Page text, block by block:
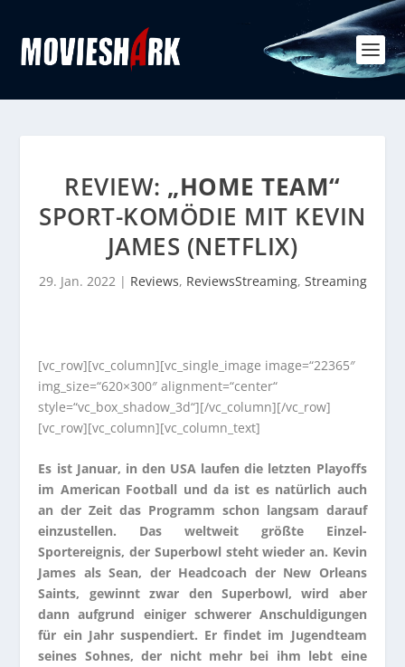
REVIEW: „HOME TEAM“
SPORT-KOMÖDIE MIT KEVIN
JAMES (NETFLIX)
29. Jan. 2022| Reviews, ReviewsStreaming, Streaming
[vc_row][vc_column][vc_single_image image=“22365″
img_size=“620×300″ alignment=“center“
style=“vc_box_shadow_3d“][/vc_column][/vc_row]
[vc_row][vc_column][vc_column_text]
Es ist Januar, in den USA laufen die letzten Playoffs
im American Football und da ist es natürlich auch
an der Zeit das Programm schon langsam darauf
einzustellen. Das weltweit größte Einzel-
Sportereignis, der Superbowl steht wieder an. Kevin
James als Sean, der Headcoach der New Orleans
Saints, gewinnt zwar den Superbowl, wird aber
dann aufgrund einiger schwerer Anschuldigungen
für ein Jahr suspendiert. Er findet im Jugendteam
seines Sohnes, der nicht mehr bei ihm lebt eine